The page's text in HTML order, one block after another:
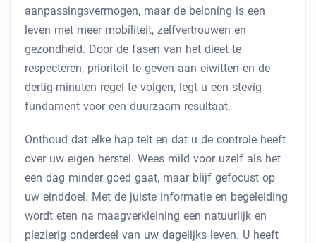
aanpassingsvermogen, maar de beloning is een
leven met meer mobiliteit, zelfvertrouwen en
gezondheid. Door de fasen van het dieet te
respecteren, prioriteit te geven aan eiwitten en de
dertig-minuten regel te volgen, legt u een stevig
fundament voor een duurzaam resultaat.
Onthoud dat elke hap telt en dat u de controle heeft
over uw eigen herstel. Wees mild voor uzelf als het
een dag minder goed gaat, maar blijf gefocust op
uw einddoel. Met de juiste informatie en begeleiding
wordt eten na maagverkleining een natuurlijk en
plezierig onderdeel van uw dagelijks leven. U heeft